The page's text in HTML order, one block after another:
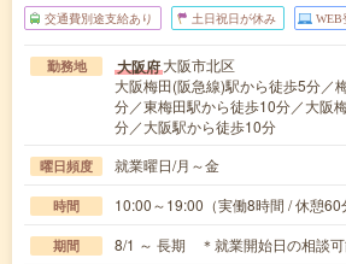
交通費別途支給あり 土日祝日が休み WEB
勤務地 大阪府大阪市北区
大阪梅田(阪急線)駅から徒歩5分／
分／東梅田駅から徒歩10分／大阪
分／大阪駅から徒歩10分
曜日頻度 就業曜日/月～金
時間 10:00～19:00（実働8時間 / 休憩60
期間 8/1 ～ 長期 ＊就業開始日の相談